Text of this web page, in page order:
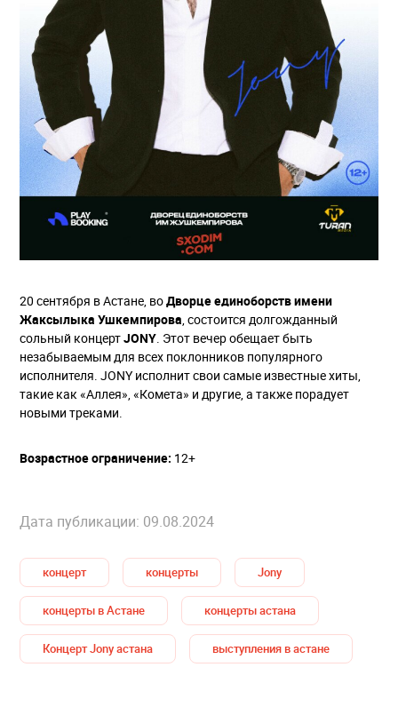
20 сентября в Астане, воДворце единоборств имени
Жаксылыка Ушкемпирова, состоится долгожданный
сольный концертJONY. Этот вечер обещает быть
незабываемым для всех поклонников популярного
исполнителя. JONY исполнит свои самые известные хиты,
такие как «Аллея», «Комета» и другие, а также порадует
новыми треками.
Возрастное ограничение: 12+
Дата публикации: 09.08.2024
концерт концерты Jony
концерты в Астане концерты астана
Концерт Jony астана выступления в астане